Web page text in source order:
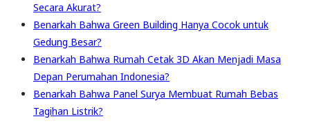
Secara Akurat?
Benarkah Bahwa Green Building Hanya Cocok untuk
Gedung Besar?
Benarkah Bahwa Rumah Cetak 3D Akan Menjadi Masa
Depan Perumahan Indonesia?
Benarkah Bahwa Panel Surya Membuat Rumah Bebas
Tagihan Listrik?